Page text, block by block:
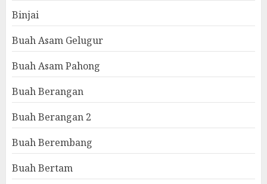
Binjai
Buah Asam Gelugur
Buah Asam Pahong
Buah Berangan
Buah Berangan 2
Buah Berembang
Buah Bertam